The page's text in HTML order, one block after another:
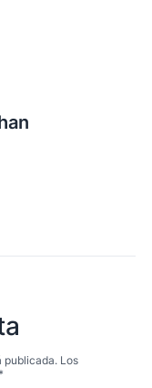
publicada. Los
*